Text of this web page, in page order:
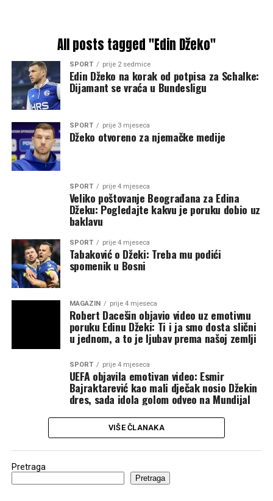
All posts tagged "Edin Džeko"
SPORT prije 2 sedmice
Edin Džeko na korak od potpisa za Schalke:
Dijamant se vraća u Bundesligu
SPORT prije 3 mjeseca
Džeko otvoreno za njemačke medije
SPORT prije 4 mjeseca
Veliko poštovanje Beograđana za Edina
Džeku: Pogledajte kakvu je poruku dobio uz
baklavu
SPORT prije 4 mjeseca
Tabaković o Džeki: Treba mu podići
spomenik u Bosni
MAGAZIN prije 4 mjeseca
Robert Dacešin objavio video uz emotivnu
poruku Edinu Džeki: Ti i ja smo dosta slični
u jednom, a to je ljubav prema našoj zemlji
SPORT prije 4 mjeseca
UEFA objavila emotivan video: Esmir
Bajraktarević kao mali dječak nosio Džekin
dres, sada idola golom odveo na Mundijal
VIŠE ČLANAKA
Pretraga
Pretraga